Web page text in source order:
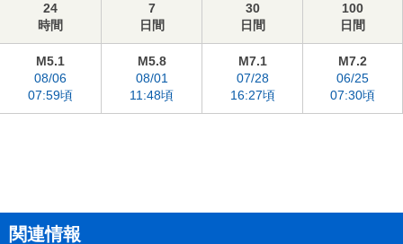
24
時間
7
日間
30
日間
100
日間
M5.1
08/06
07:59頃
M5.8
08/01
11:48頃
M7.1
07/28
16:27頃
M7.2
06/25
07:30頃
関連情報